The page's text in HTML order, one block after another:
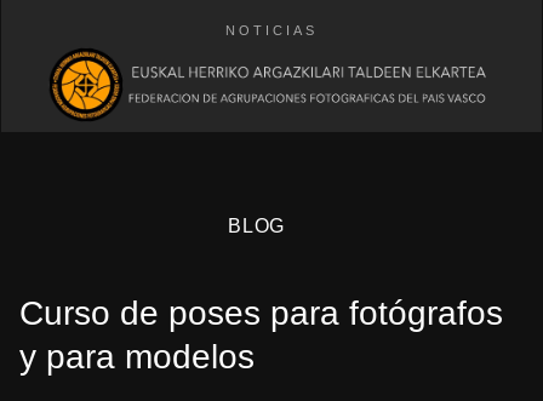
NOTICIAS
BLOG
Curso de poses para fotógrafos
y para modelos